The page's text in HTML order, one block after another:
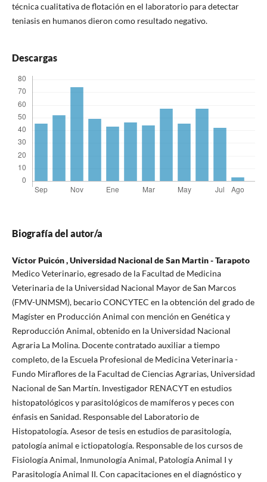
técnica cualitativa de flotación en el laboratorio para detectar
teniasis en humanos dieron como resultado negativo.
Descargas
Biografía del autor/a
Víctor Puicón ,Universidad Nacional de San Martin - Tarapoto
Medico Veterinario, egresado de la Facultad de Medicina
Veterinaria de la Universidad Nacional Mayor de San Marcos
(FMV-UNMSM), becario CONCYTEC en la obtención del grado de
Magíster en Producción Animal con mención en Genética y
Reproducción Animal, obtenido en la Universidad Nacional
Agraria La Molina. Docente contratado auxiliar a tiempo
completo, de la Escuela Profesional de Medicina Veterinaria -
Fundo Miraflores de la Facultad de Ciencias Agrarias, Universidad
Nacional de San Martín. Investigador RENACYT en estudios
histopatológicos y parasitológicos de mamíferos y peces con
énfasis en Sanidad. Responsable del Laboratorio de
Histopatología. Asesor de tesis en estudios de parasitología,
patología animal e ictiopatología. Responsable de los cursos de
Fisiología Animal, Inmunología Animal, Patología Animal I y
Parasitología Animal II. Con capacitaciones en el diagnóstico y